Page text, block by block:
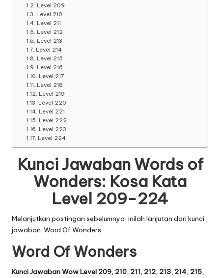
Level 209
Level 210
Level 211
Level 212
Level 213
Level 214
Level 215
Level 216
Level 217
Level 218
Level 219
Level 220
Level 221
Level 222
Level 223
Level 224
Kunci Jawaban Words of
Wonders: Kosa Kata
Level 209-224
Melanjutkan postingan sebelumnya, inilah lanjutan dari kunci
jawaban Word Of Wonders
Word Of Wonders
Kunci Jawaban Wow Level 209, 210, 211, 212, 213, 214, 215,